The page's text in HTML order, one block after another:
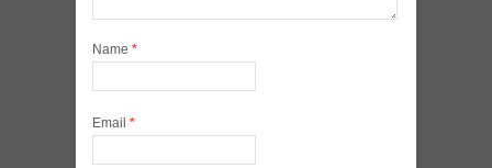
Name *
Email *